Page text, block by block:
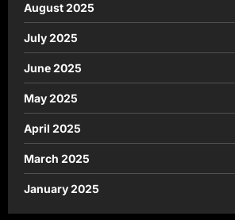
August 2025
July 2025
June 2025
May 2025
April 2025
March 2025
January 2025